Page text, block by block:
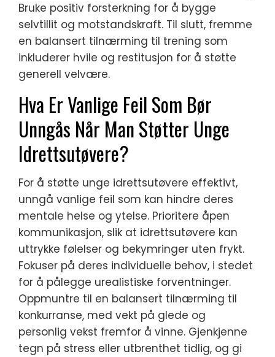
Bruke positiv forsterkning for å bygge
selvtillit og motstandskraft. Til slutt, fremme
en balansert tilnærming til trening som
inkluderer hvile og restitusjon for å støtte
generell velvære.
Hva Er Vanlige Feil Som Bør
Unngås Når Man Støtter Unge
Idrettsutøvere?
For å støtte unge idrettsutøvere effektivt,
unngå vanlige feil som kan hindre deres
mentale helse og ytelse. Prioritere åpen
kommunikasjon, slik at idrettsutøvere kan
uttrykke følelser og bekymringer uten frykt.
Fokuser på deres individuelle behov, i stedet
for å pålegge urealistiske forventninger.
Oppmuntre til en balansert tilnærming til
konkurranse, med vekt på glede og
personlig vekst fremfor å vinne. Gjenkjenne
tegn på stress eller utbrenthet tidlig, og gi